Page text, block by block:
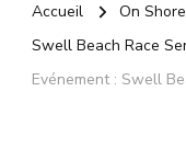
Accueil
On
Swell Beach Race
Evénement : Swell